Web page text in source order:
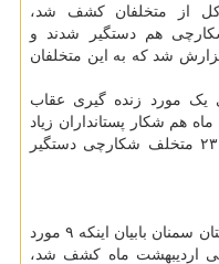
از متخلفان کشف شد،
کرد: در این زمان ۲۵ شکارچی هم دستگیر شدند و
شد که به این متخلفان
یک مورد زنده گیری عقاب
هم شکار پستانداران زیاد
و هفت قوچ و یک رأس کل شکار و ۲۳ متخلف شکارچی دستگیر
فرمانده یگان حفاظت محیط زیست استان سمنان بابیان اینکه ۹ مورد
اردیبهشت ماه کشف شد،